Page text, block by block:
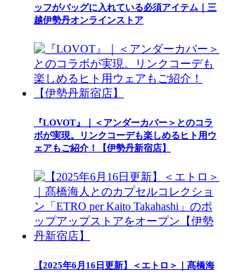
ッフがバッグに入れている必須アイテム｜三
越伊勢丹オンラインストア
『LOVOT』｜＜アンダーカバー＞とのコラ
ボが実現。リンクコーデも楽しめるヒト用ウ
ェアもご紹介！【伊勢丹新宿店】
【2025年6月16日更新】＜エトロ＞｜髙橋海